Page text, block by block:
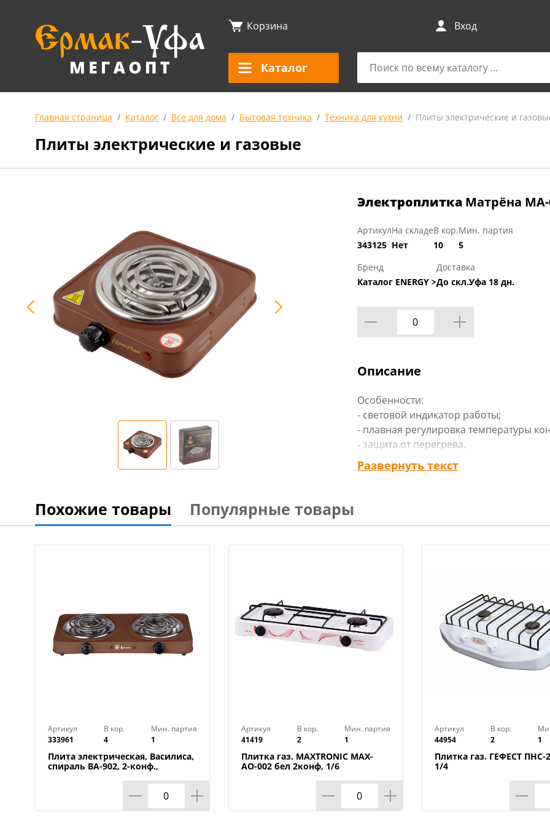
Корзина Вход
Каталог
Главная страница Каталог Все для дома Бытовая техника Техника для кухни Плиты электрические и
Плиты электрические и газовые
Электроплитка Матрёна
Артикул
343125
На складе
Нет
В кор.
10
Мин. партия
5
Бренд
Каталог ENERGY >
Доставка
До скл.Уфа 18 дн.
Описание
Особенности:
- световой индикатор работы;
- плавная регулировка температуры
- защита от перегрева.
Технические характеристики:
Вид упаковки: цветная коробка
Страна-изготовитель: Китай
Развернуть текст
Похожие товары Популярные товары
Артикул
333961
В кор.
4
Мин. партия
1
Плита электрическая, Василиса,
спираль ВА-902, 2-конф.,
Артикул
41419
В кор.
2
Мин. партия
1
Плитка газ. MAXTRONIC MAX-
АО-002 бел 2конф, 1/6
Артикул
44954
В кор.
2
1
Плитка газ. ГЕФЕСТ ПНС-
1/4